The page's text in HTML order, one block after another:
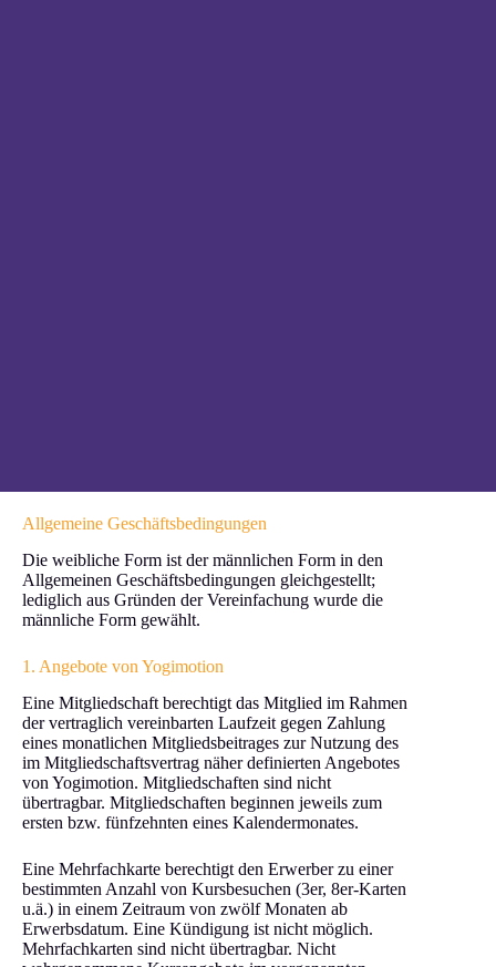
Allgemeine Geschäftsbedingungen
Die weibliche Form ist der männlichen Form in den
Allgemeinen Geschäftsbedingungen gleichgestellt;
lediglich aus Gründen der Vereinfachung wurde die
männliche Form gewählt.
1. Angebote von Yogimotion
Eine Mitgliedschaft berechtigt das Mitglied im Rahmen
der vertraglich vereinbarten Laufzeit gegen Zahlung
eines monatlichen Mitgliedsbeitrages zur Nutzung des
im Mitgliedschaftsvertrag näher definierten Angebotes
von Yogimotion. Mitgliedschaften sind nicht
übertragbar. Mitgliedschaften beginnen jeweils zum
ersten bzw. fünfzehnten eines Kalendermonates.
Eine Mehrfachkarte berechtigt den Erwerber zu einer
bestimmten Anzahl von Kursbesuchen (3er, 8er-Karten
u.ä.) in einem Zeitraum von zwölf Monaten ab
Erwerbsdatum. Eine Kündigung ist nicht möglich.
Mehrfachkarten sind nicht übertragbar. Nicht